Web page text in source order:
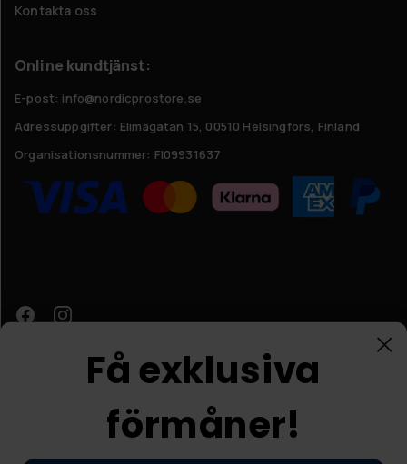
Kontakta oss
Online kundtjänst:
E-post: info@nordicprostore.se
Adressuppgifter: Elimägatan 15, 00510 Helsingfors, Finland
Organisationsnummer: FI09931637
Få exklusiva
förmåner!